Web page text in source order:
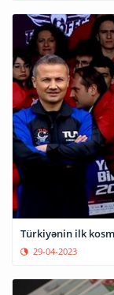
Türkiyənin ilk
29-04-2023